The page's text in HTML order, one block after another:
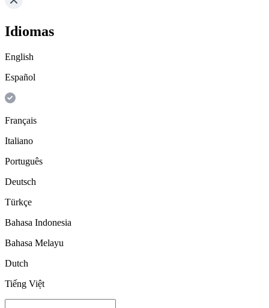
Idiomas
English
Español
Français
Italiano
Português
Deutsch
Türkçe
Bahasa Indonesia
Bahasa Melayu
Dutch
Tiếng Việt